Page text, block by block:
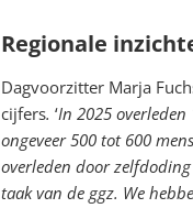
Regionale
Dagvoorzitter Marja
cijfers.‘In 2025
ongeveer 500 tot 600
overleden door zelfdoding
taak van de ggz. We